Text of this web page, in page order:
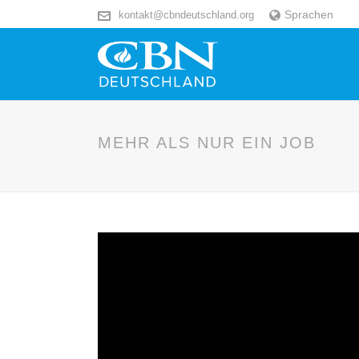
kontakt@cbndeutschland.org Sprachen
MEHR ALS NUR EIN JOB